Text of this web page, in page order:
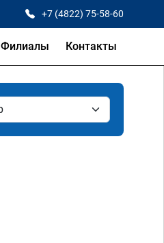
+7 (4822) 75-58-60
Филиалы Контакты